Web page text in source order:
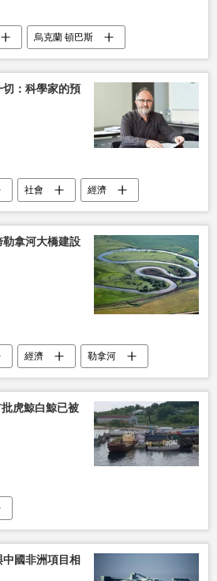
烏克蘭 頓巴斯
MH17
調查
：科學家的預
社會
經濟
拿河大橋建設
經濟 勒拿河
虎鯨白鯨已被
國非洲項目相